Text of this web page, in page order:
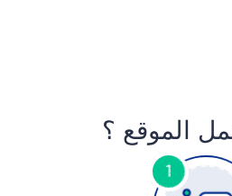
الموقع ؟